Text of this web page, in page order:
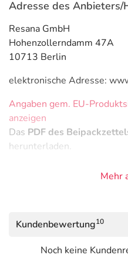
Adresse des
Resana GmbH
Hohenzollerndamm 47A
10713 Berlin
elektronische Adresse:
Angaben gem. EU-
anzeigen
Das PDF des
herunterladen.
Mehr
Kundenbewertung10
Noch keine